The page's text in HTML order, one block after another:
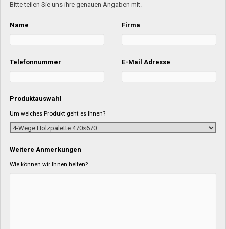
Bitte teilen Sie uns ihre genauen Angaben mit.
Name Firma
Telefonnummer E-Mail Adresse
Produktauswahl
Um welches Produkt geht es Ihnen?
Weitere Anmerkungen
Wie können wir Ihnen helfen?